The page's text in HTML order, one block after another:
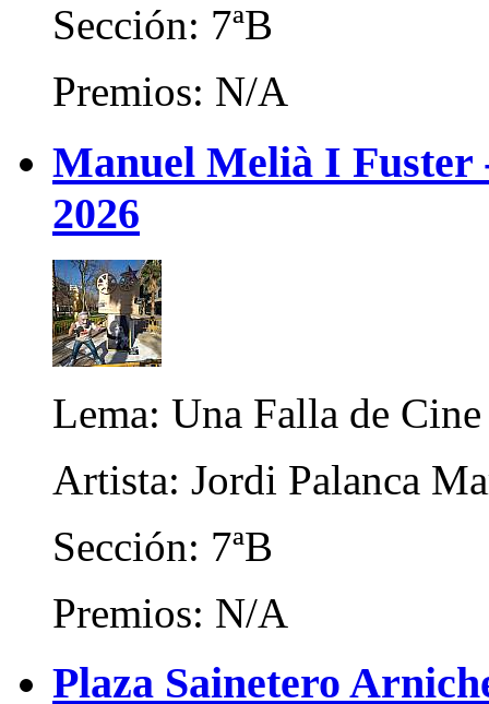
Sección: 7ªB
Premios: N/A
Manuel Melià I Fuster
2026
Lema: Una Falla de Cine
Artista: Jordi Palanca
Sección: 7ªB
Premios: N/A
Plaza Sainetero